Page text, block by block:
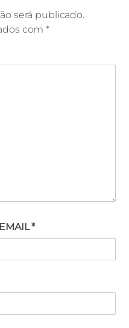
será publicado.
com*
EMAIL*